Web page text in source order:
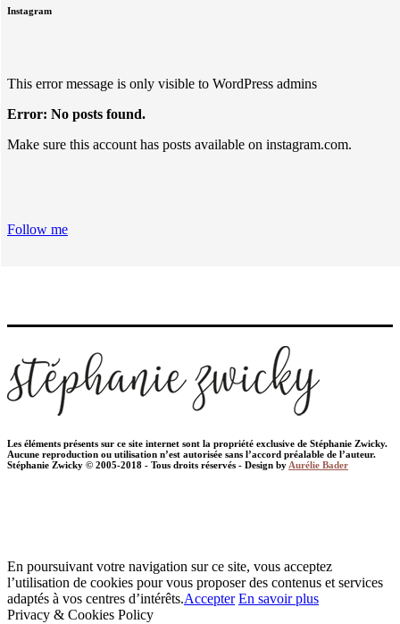
Instagram
This error message is only visible to WordPress admins
Error: No posts found.
Make sure this account has posts available on instagram.com.
Follow me
Les éléments présents sur ce site internet sont la propriété exclusive de Stéphanie Zwicky.
Aucune reproduction ou utilisation n’est autorisée sans l’accord préalable de l’auteur.
Stéphanie Zwicky © 2005-2018 - Tous droits réservés - Design byAurélie Bader
En poursuivant votre navigation sur ce site, vous acceptez
l’utilisation de cookies pour vous proposer des contenus et services
adaptés à vos centres d’intérêts.Accepter En savoir plus
Privacy & Cookies Policy